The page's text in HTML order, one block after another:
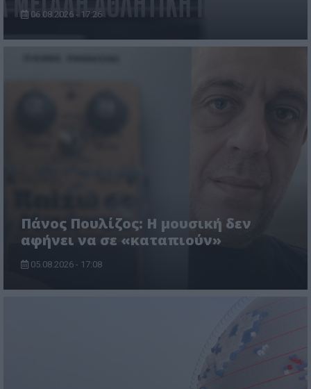
06.08.2026 - 17:26
Πάνος Πουλίζος: Η μουσική δεν
αφήνει να σε «καταπιούν»
05.08.2026 - 17:08